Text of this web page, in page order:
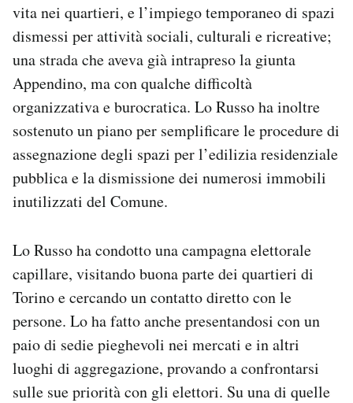
vita nei quartieri, e l’impiego temporaneo di spazi
dismessi per attività sociali, culturali e ricreative;
una strada che aveva già intrapreso la giunta
Appendino, ma con qualche difficoltà
organizzativa e burocratica. Lo Russo ha inoltre
sostenuto un piano per semplificare le procedure di
assegnazione degli spazi per l’edilizia residenziale
pubblica e la dismissione dei numerosi immobili
inutilizzati del Comune.
Lo Russo ha condotto una campagna elettorale
capillare, visitando buona parte dei quartieri di
Torino e cercando un contatto diretto con le
persone. Lo ha fatto anche presentandosi con un
paio di sedie pieghevoli nei mercati e in altri
luoghi di aggregazione, provando a confrontarsi
sulle sue priorità con gli elettori. Su una di quelle